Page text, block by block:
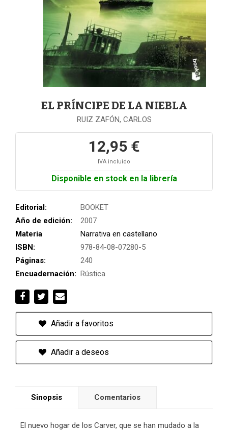
EL PRÍNCIPE DE LA NIEBLA
RUIZ ZAFÓN, CARLOS
12,95 €
IVA incluido
Disponible en stock en la librería
Editorial:
BOOKET
Año de edición:
2007
Materia
Narrativa en castellano
ISBN:
978-84-08-07280-5
Páginas:
240
Encuadernación:
Rústica
Añadir a favoritos
Añadir a deseos
Sinopsis Comentarios
El nuevo hogar de los Carver, que se han mudado a la